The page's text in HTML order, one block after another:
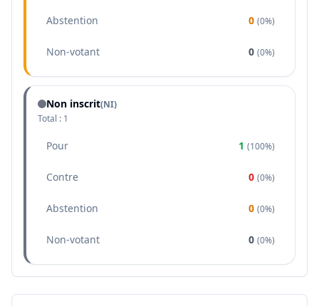
Abstention 0 (0%)
Non-votant 0 (0%)
Non inscrit(NI)
Total : 1
Pour 1 (100%)
Contre 0 (0%)
Abstention 0 (0%)
Non-votant 0 (0%)